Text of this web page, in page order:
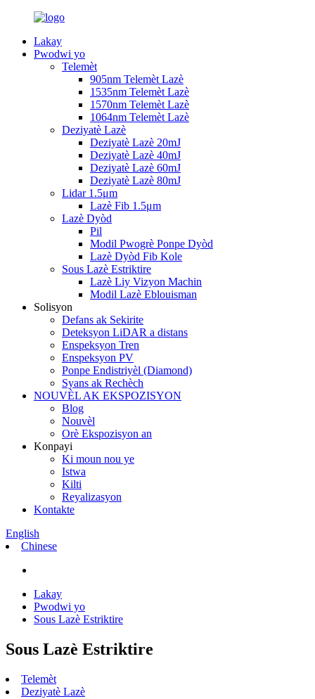
Lakay
Pwodwi yo
Telemèt
905nm Telemèt Lazè
1535nm Telemèt Lazè
1570nm Telemèt Lazè
1064nm Telemèt Lazè
Deziyatè Lazè
Deziyatè Lazè 20mJ
Deziyatè Lazè 40mJ
Deziyatè Lazè 60mJ
Deziyatè Lazè 80mJ
Lidar 1.5μm
Lazè Fib 1.5μm
Lazè Dyòd
Pil
Modil Pwogrè Ponpe Dyòd
Lazè Dyòd Fib Kole
Sous Lazè Estriktire
Lazè Liy Vizyon Machin
Modil Lazè Eblouisman
Solisyon
Defans ak Sekirite
Deteksyon LiDAR a distans
Enspeksyon Tren
Enspeksyon PV
Ponpe Endistriyèl (Diamond)
Syans ak Rechèch
NOUVÈL AK EKSPOZISYON
Blog
Nouvèl
Orè Ekspozisyon an
Konpayi
Ki moun nou ye
Istwa
Kilti
Reyalizasyon
Kontakte
English
Chinese
Lakay
Pwodwi yo
Sous Lazè Estriktire
Sous Lazè Estriktire
Telemèt
Deziyatè Lazè